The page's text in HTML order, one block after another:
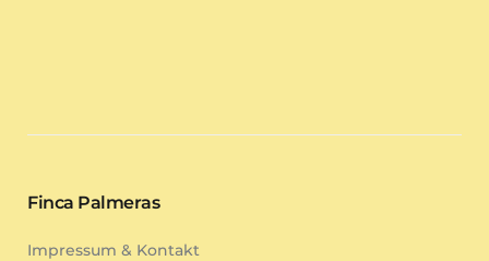
Finca Palmeras
Impressum & Kontakt